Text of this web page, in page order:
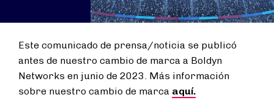
Este comunicado de prensa/noticia se publicó
antes de nuestro cambio de marca a Boldyn
Networks en junio de 2023. Más información
sobre nuestro cambio de marca aquí.